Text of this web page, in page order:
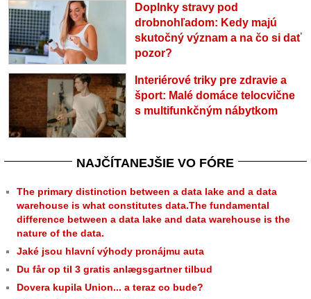
Doplnky stravy pod
drobnohľadom: Kedy majú
skutočný význam a na čo si dať
pozor?
Interiérové triky pre zdravie a
šport: Malé domáce telocvične
s multifunkčným nábytkom
NAJČÍTANEJŠIE VO FÓRE
The primary distinction between a data lake and a data
warehouse is what constitutes data.The fundamental
difference between a data lake and data warehouse is the
nature of the data.
Jaké jsou hlavní výhody pronájmu auta
Du får op til 3 gratis anlægsgartner tilbud
Dovera kupila Union... a teraz co bude?